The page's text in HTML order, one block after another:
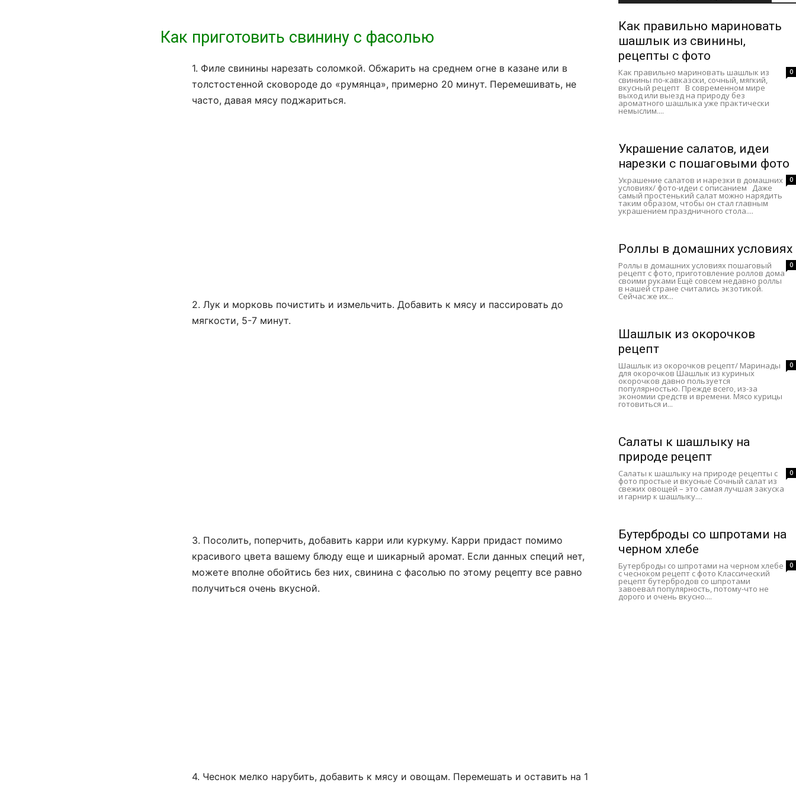
Как приготовить свинину с фасолью
1. Филе свинины нарезать соломкой. Обжарить на среднем огне в казане или в
толстостенной сковороде до «румянца», примерно 20 минут. Перемешивать, не
часто, давая мясу поджариться.
2. Лук и морковь почистить и измельчить. Добавить к мясу и пассировать до
мягкости, 5-7 минут.
3. Посолить, поперчить, добавить карри или куркуму. Карри придаст помимо
красивого цвета вашему блюду еще и шикарный аромат. Если данных специй нет,
можете вполне обойтись без них, свинина с фасолью по этому рецепту все равно
получиться очень вкусной.
4. Чеснок мелко нарубить, добавить к мясу и овощам. Перемешать и оставить на 1
Как правильно мариновать
шашлык из свинины,
рецепты с фото
0
Как правильно мариновать шашлык из
свинины по-кавказски, сочный, мягкий,
вкусный рецепт В современном мире
выход или выезд на природу без
ароматного шашлыка уже практически
немыслим....
Украшение салатов, идеи
нарезки с пошаговыми фото
0
Украшение салатов и нарезки в домашних
условиях/ фото-идеи с описанием Даже
самый простенький салат можно нарядить
таким образом, чтобы он стал главным
украшением праздничного стола....
Роллы в домашних условиях
0
Роллы в домашних условиях пошаговый
рецепт с фото, приготовление роллов дома
своими руками Ещё совсем недавно роллы
в нашей стране считались экзотикой.
Сейчас же их...
Шашлык из окорочков
рецепт
0
Шашлык из окорочков рецепт/ Маринады
для окорочков Шашлык из куриных
окорочков давно пользуется
популярностью. Прежде всего, из-за
экономии средств и времени. Мясо курицы
готовиться и...
Салаты к шашлыку на
природе рецепт
0
Салаты к шашлыку на природе рецепты с
фото простые и вкусные Сочный салат из
свежих овощей – это самая лучшая закуска
и гарнир к шашлыку....
Бутерброды со шпротами на
черном хлебе
0
Бутерброды со шпротами на черном хлебе
с чесноком рецепт с фото Классический
рецепт бутербродов со шпротами
завоевал популярность, потому-что не
дорого и очень вкусно....